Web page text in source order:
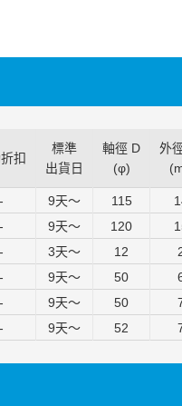
扣
標準
出貨日
軸徑 D
(φ)
外
(
- 9天～ 115
- 9天～ 120
- 3天～ 12
- 9天～ 50
- 9天～ 50
- 9天～ 52